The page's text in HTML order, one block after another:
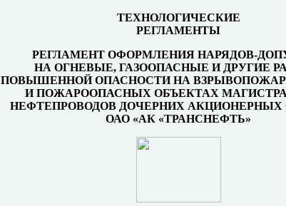
ТЕХНОЛОГИЧЕСКИЕ
РЕГЛАМЕНТЫ
РЕГЛАМЕНТ ОФОРМЛЕНИЯ НАРЯДОВ-
НА ОГНЕВЫЕ, ГАЗООПАСНЫЕ И ДРУГИЕ
ПОВЫШЕННОЙ ОПАСНОСТИ НА
И ПОЖАРООПАСНЫХ ОБЪЕКТАХ
НЕФТЕПРОВОДОВ ДОЧЕРНИХ
ОАО «АК «ТРАНСНЕФТЬ»